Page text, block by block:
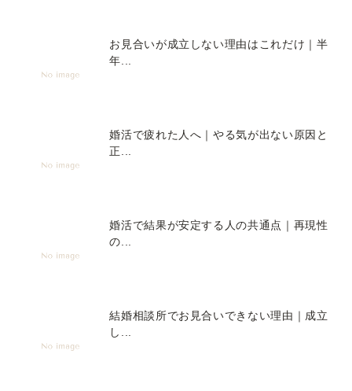
お見合いが成立しない理由はこれだけ｜半
年...
婚活で疲れた人へ｜やる気が出ない原因と
正...
婚活で結果が安定する人の共通点｜再現性
の...
結婚相談所でお見合いできない理由｜成立
し...